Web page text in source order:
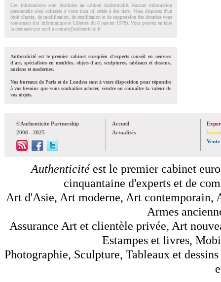
Ces informations sont destinées au cabinet Authenticité. Aucune information
personnelle n'est collectée à votre insu ni cédée à des tiers. Vous disposez d'un
droit d'accés, de modification, de rectification et de suppression des données vous
concernant (loi Informatique et Libertés du 6 janvier 1978). Vous pouvez en faire
la demande par mail à contact@authenticite.fr.
Authenticité est le premier cabinet européen d'experts conseil en oeuvres
d'art, spécialistes en meubles, objets d'art, sculptures, tableaux et dessins,
anciens et modernes.
Nos bureaux de Paris et de Londres sont à votre disposition pour répondre
à vos besoins que vous souhaitiez acheter, vendre ou connaître la valeur de
vos objets.
©Authenticite Partnership
2008 - 2025
Accueil
Actualités
Vente
Authenticitéest le premier cabinet
cinquantaine d'experts et de
Art d'Asie, Art moderne, Art contemporain,
Armes
Assurance Art et clientèle privée, Art
Estampes et livres,
Photographie, Sculpture, Tableaux et